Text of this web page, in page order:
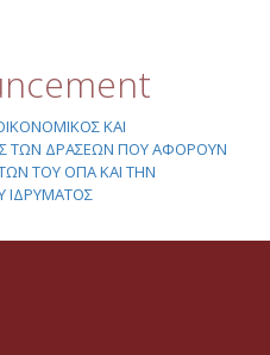
ΚΑΙ
ΤΩΝ ΔΡΑΣΕΩΝ ΠΟΥ ΑΦΟΡΟΥΝ
ΤΟΥ ΟΠΑ ΚΑΙ ΤΗΝ
ΙΔΡΥΜΑΤΟΣ